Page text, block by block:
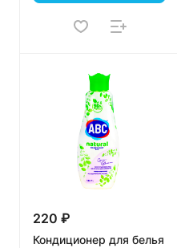
220 ₽
Кондиционер для белья